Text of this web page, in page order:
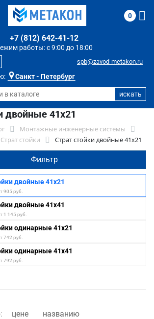
Санкт - Петербург
работы: с 9:00 до 18:00
+7 (812) 642-41-12
spb@zavod-metakon.ru
0
двойные 41x21
Монтажные инженерные системы
Страт стойки Страт стойки двойные 41x21
Фильтр
двойные 41x21
905 руб.
двойные 41x41
1 145 руб.
одинарные 41x21
742 руб.
одинарные 41x41
792 руб.
цене названию